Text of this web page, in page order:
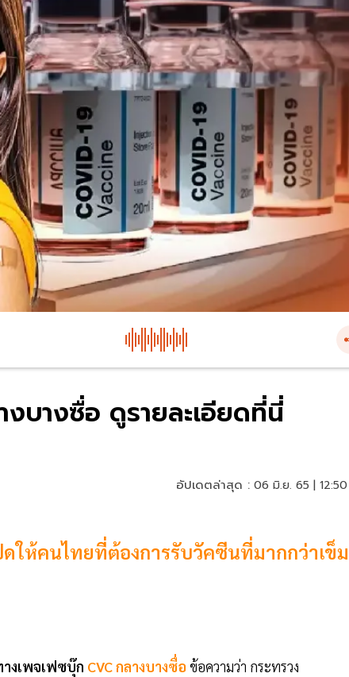
บางซื่อ ดูรายละเอียดที่นี่
อัปเดตล่าสุด : 06 มิ.ย. 65 |
ให้คนไทยที่ต้องการรับวัคซีนที่มากกว่าเข็ม
งเพจเฟซบุ๊ก CVC กลางบางซื่อ ข้อความว่า กระทรวง